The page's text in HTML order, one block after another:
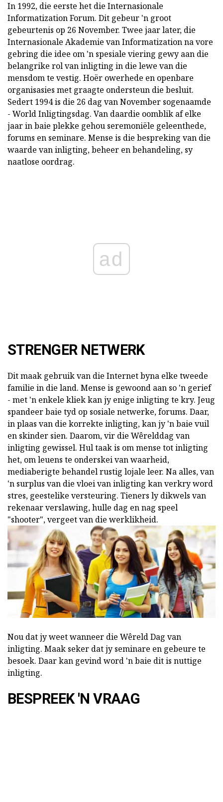
In 1992, die eerste het die Internasionale
Informatization Forum. Dit gebeur 'n groot
gebeurtenis op 26 November. Twee jaar later, die
Internasionale Akademie van Informatization na vore
gebring die idee om 'n spesiale viering gewy aan die
belangrike rol van inligting in die lewe van die
mensdom te vestig. Hoër owerhede en openbare
organisasies met graagte ondersteun die besluit.
Sedert 1994 is die 26 dag van November sogenaamde
- World Inligtingsdag. Van daardie oomblik af elke
jaar in baie plekke gehou seremoniële geleenthede,
forums en seminare. Mense is die bespreking van die
waarde van inligting, beheer en behandeling, sy
naatlose oordrag.
ad
STRENGER NETWERK
Dit maak gebruik van die Internet byna elke tweede
familie in die land. Mense is gewoond aan so 'n gerief
- met 'n enkele kliek kan jy enige inligting te kry. Jeug
spandeer baie tyd op sosiale netwerke, forums. Daar,
in plaas van die korrekte inligting, kan jy 'n baie vuil
en skinder sien. Daarom, vir die Wêrelddag van
inligting gewissel. Hul taak is om mense tot inligting
het, om leuens te onderskei van waarheid,
mediaberigte behandel rustig lojale leer. Na alles, van
'n surplus van die vloei van inligting kan verkry word
stres, geestelike versteuring. Tieners ly dikwels van
rekenaar verslawing, hulle dag en nag speel
"shooter", vergeet van die werklikheid.
Nou dat jy weet wanneer die Wêreld Dag van
inligting. Maak seker dat jy seminare en gebeure te
besoek. Daar kan gevind word 'n baie dit is nuttige
inligting.
BESPREEK 'N VRAAG